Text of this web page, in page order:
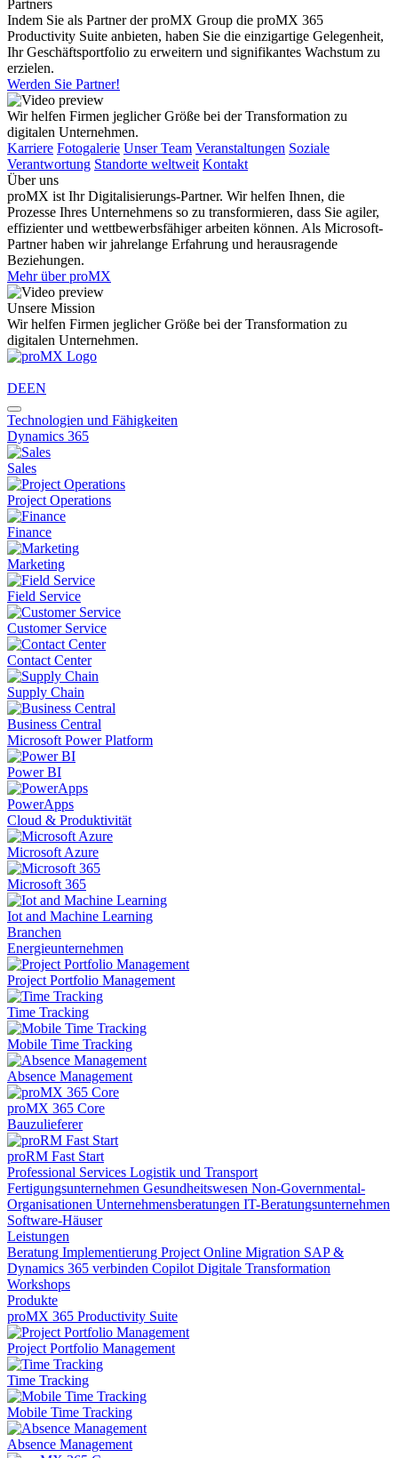
Partners
Indem Sie als Partner der proMX Group die proMX 365
Productivity Suite anbieten, haben Sie die einzigartige Gelegenheit,
Ihr Geschäftsportfolio zu erweitern und signifikantes Wachstum zu
erzielen.
Werden Sie Partner!
Wir helfen Firmen jeglicher Größe bei der Transformation zu
digitalen Unternehmen.
Karriere Fotogalerie Unser Team Veranstaltungen Soziale
Verantwortung Standorte weltweit Kontakt
Über uns
proMX ist Ihr Digitalisierungs-Partner. Wir helfen Ihnen, die
Prozesse Ihres Unternehmens so zu transformieren, dass Sie agiler,
effizienter und wettbewerbsfähiger arbeiten können. Als Microsoft-
Partner haben wir jahrelange Erfahrung und herausragende
Beziehungen.
Mehr über proMX
Unsere Mission
Wir helfen Firmen jeglicher Größe bei der Transformation zu
digitalen Unternehmen.
DEEN
Technologien und Fähigkeiten
Dynamics 365
Sales
Project Operations
Finance
Marketing
Field Service
Customer Service
Contact Center
Supply Chain
Business Central
Microsoft Power Platform
Power BI
PowerApps
Cloud & Produktivität
Microsoft Azure
Microsoft 365
Iot and Machine Learning
Branchen
Energieunternehmen
Project Portfolio Management
Time Tracking
Mobile Time Tracking
Absence Management
proMX 365 Core
Bauzulieferer
proRM Fast Start
Professional Services Logistik und Transport
Fertigungsunternehmen Gesundheitswesen Non-Governmental-
Organisationen Unternehmensberatungen IT-Beratungsunternehmen
Software-Häuser
Leistungen
Beratung Implementierung Project Online Migration SAP &
Dynamics 365 verbinden Copilot Digitale Transformation
Workshops
Produkte
proMX 365 Productivity Suite
Project Portfolio Management
Time Tracking
Mobile Time Tracking
Absence Management